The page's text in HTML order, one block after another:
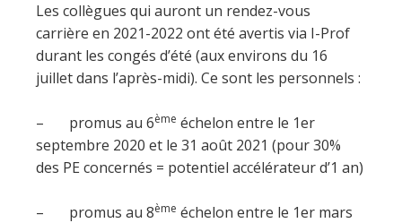
Les collègues qui auront un rendez-vous
carrière en 2021-2022 ont été avertis via I-Prof
durant les congés d’été (aux environs du 16
juillet dans l’après-midi). Ce sont les personnels :
– promus au 6ème échelon entre le 1er
septembre 2020 et le 31 août 2021 (pour 30%
des PE concernés = potentiel accélérateur d’1 an)
– promus au 8ème échelon entre le 1er mars